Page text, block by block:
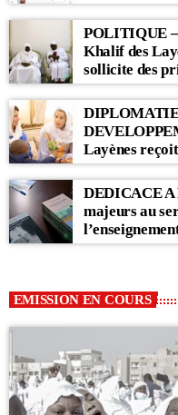
POLITIQUE
Khalif des
sollicite des
Layènes
des Pays-Bas
DEDICACE
majeurs au
EMISSION EN COURS